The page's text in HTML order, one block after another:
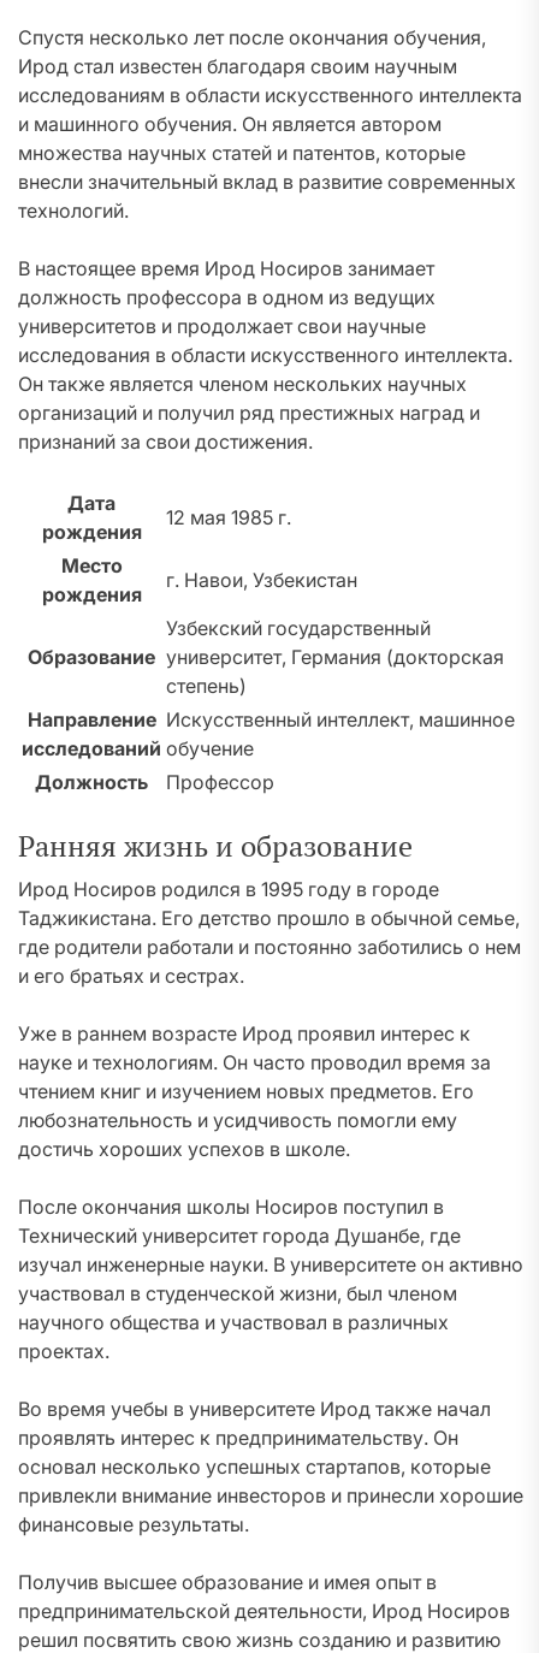
Спустя несколько лет после окончания обучения,
Ирод стал известен благодаря своим научным
исследованиям в области искусственного интеллекта
и машинного обучения. Он является автором
множества научных статей и патентов, которые
внесли значительный вклад в развитие современных
технологий.
В настоящее время Ирод Носиров занимает
должность профессора в одном из ведущих
университетов и продолжает свои научные
исследования в области искусственного интеллекта.
Он также является членом нескольких научных
организаций и получил ряд престижных наград и
признаний за свои достижения.
Дата
рождения
12 мая 1985 г.
Место
рождения
г. Навои, Узбекистан
Образование
Узбекский государственный
университет, Германия (докторская
степень)
Направление
исследований
Искусственный интеллект, машинное
обучение
Должность
Профессор
Ранняя жизнь и образование
Ирод Носиров родился в 1995 году в городе
Таджикистана. Его детство прошло в обычной семье,
где родители работали и постоянно заботились о нем
и его братьях и сестрах.
Уже в раннем возрасте Ирод проявил интерес к
науке и технологиям. Он часто проводил время за
чтением книг и изучением новых предметов. Его
любознательность и усидчивость помогли ему
достичь хороших успехов в школе.
После окончания школы Носиров поступил в
Технический университет города Душанбе, где
изучал инженерные науки. В университете он активно
участвовал в студенческой жизни, был членом
научного общества и участвовал в различных
проектах.
Во время учебы в университете Ирод также начал
проявлять интерес к предпринимательству. Он
основал несколько успешных стартапов, которые
привлекли внимание инвесторов и принесли хорошие
финансовые результаты.
Получив высшее образование и имея опыт в
предпринимательской деятельности, Ирод Носиров
решил посвятить свою жизнь созданию и развитию